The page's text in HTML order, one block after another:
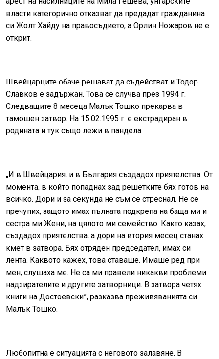
власти категорично отказват да предадат гражданина
си Жолт Хайду на правосъдието, а Орлин Ножаров не е
открит.
Швейцарците обаче решават да съдействат и Тодор
Славков е задържан. Това се случва през 1994 г.
Следващите 8 месеца Малък Тошко прекарва в
тамошен затвор. На 15.02.1995 г. е екстрадиран в
родината и тук също лежи в пандела.
„И в Швейцария, и в България създадох приятелства. От
момента, в който попаднах зад решетките бях готов на
всичко. Дори и за секунда не съм се стреснал. Не се
пречупих, защото имах пълната подкрепа на баща ми и
сестра ми Жени, на цялото ми семейство. Както казах,
създадох приятелства, а дори на втория месец станах
кмет в затвора. Бях отряден председател, имах си
лента. Каквото кажех, това ставаше. Имаше ред при
мен, слушаха ме. Не са ми правели никакви проблеми
надзирателите и другите затворници. В затвора четях
книги на Достоевски”, разказва преживяванията си
Малък Тошко.
Любопитна е ситуацията с неговото залавяне. В